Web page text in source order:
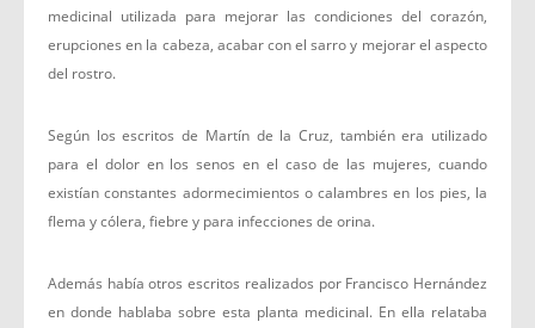
medicinal utilizada para mejorar las condiciones del corazón,
erupciones en la cabeza, acabar con el sarro y mejorar el aspecto
del rostro.
Según los escritos de Martín de la Cruz, también era utilizado
para el dolor en los senos en el caso de las mujeres, cuando
existían constantes adormecimientos o calambres en los pies, la
flema y cólera, fiebre y para infecciones de orina.
Además había otros escritos realizados por Francisco Hernández
en donde hablaba sobre esta planta medicinal. En ella relataba